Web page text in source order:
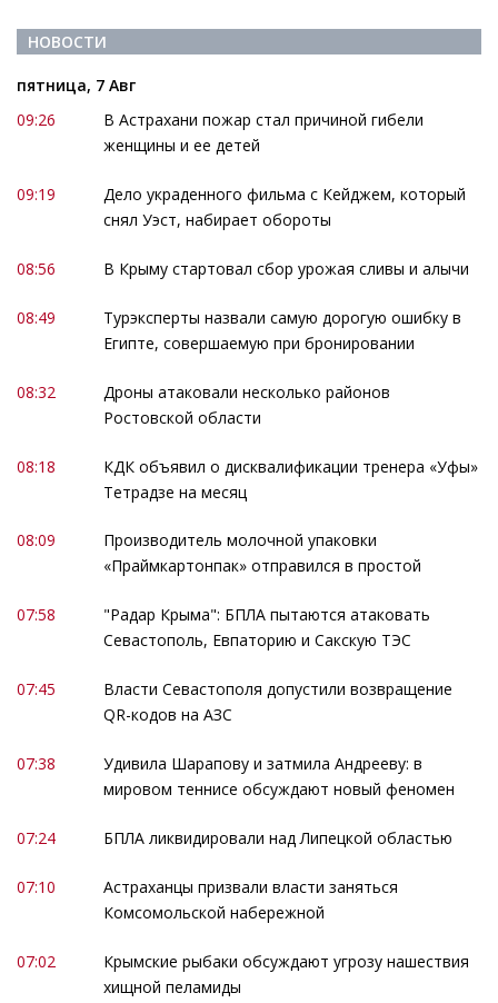
НОВОСТИ
пятница, 7 Авг
09:26
В Астрахани пожар стал причиной гибели
женщины и ее детей
09:19
Дело украденного фильма с Кейджем, который
снял Уэст, набирает обороты
08:56 В Крыму стартовал сбор урожая сливы и алычи
08:49
Турэксперты назвали самую дорогую ошибку в
Египте, совершаемую при бронировании
08:32
Дроны атаковали несколько районов
Ростовской области
08:18
КДК объявил о дисквалификации тренера «Уфы»
Тетрадзе на месяц
08:09
Производитель молочной упаковки
«Праймкартонпак» отправился в простой
07:58
"Радар Крыма": БПЛА пытаются атаковать
Севастополь, Евпаторию и Сакскую ТЭС
07:45
Власти Севастополя допустили возвращение
QR-кодов на АЗС
07:38
Удивила Шарапову и затмила Андрееву: в
мировом теннисе обсуждают новый феномен
07:24 БПЛА ликвидировали над Липецкой областью
07:10
Астраханцы призвали власти заняться
Комсомольской набережной
07:02
Крымские рыбаки обсуждают угрозу нашествия
хищной пеламиды